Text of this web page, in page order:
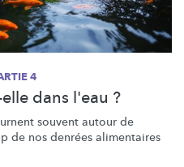
4
dans l'eau ?
souvent autour de
de nos denrées alimentaires